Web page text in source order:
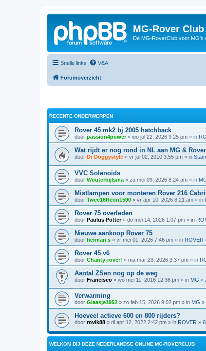
MG-Rover
Dé MG-RoverClub voor MG's
Snelle links V&A
Forumoverzicht
RECENTE ONDERWERPEN
Rover 45 mk2 bj 2005 hatchback
door passion4power» wo jul 22, 2026 9:25 pm » in
Wat rijdt er nog rond in NL aan MG &
door Dr Doggystyle » vr jul 02, 2010 3:55 pm » in
VVC Solenoids
door Wouterbijlsma » za mei 09, 2026 8:24 am » in
Mistlampen voor monteren Rover 216
door Twee16Rcon1590 » vr apr 10, 2026 8:21 am » in
Rover 75 overleden
door Paulus Potter» do mei 14, 2026 1:07 pm » in
Nieuwe aankoop Rover 75
door herman s » vr mei 01, 2026 7:46 pm » in ROVER
Rover 45 v6
door Chanty-rover! » ma mar 23, 2026 3:37 pm » in
Aantal ZSen nog op de weg
door Francisco » wo mei 11, 2016 12:36 pm » in MG »
Verwarming
door Glaasje1952 » zo feb 15, 2026 9:02 pm » in MG »
Hoeveel actieve 600 en 800 rijders?
door rovik88 » di apr 12, 2022 2:42 pm » in ROVER »
WELKOM BIJ DEZE NEDERLANDSE ONLINE MG-ROVERCLUB